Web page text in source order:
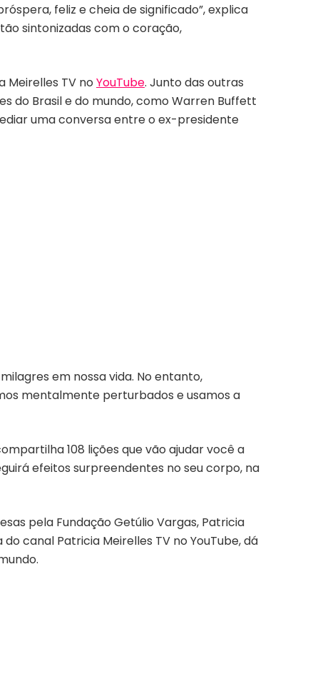
feliz e cheia de significado”, explica
sintonizadas com o coração,
Meirelles TV no YouTube. Junto das outras
do Brasil e do mundo, como Warren Buffett
uma conversa entre o ex-presidente
em nossa vida. No entanto,
mentalmente perturbados e usamos a
108 lições que vão ajudar você a
efeitos surpreendentes no seu corpo, na
pela Fundação Getúlio Vargas, Patricia
canal Patricia Meirelles TV no YouTube, dá